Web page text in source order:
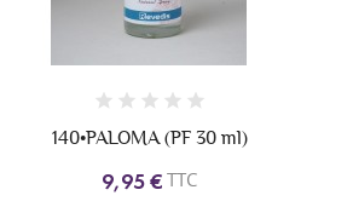
140•PALOMA (PF 30 ml)
9,95 € TTC